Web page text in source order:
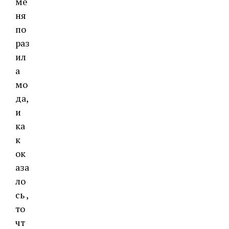
ня
по
раз
ил
а
мо
да,
и
ка
к
ок
аза
ло
сь ,
то
чт